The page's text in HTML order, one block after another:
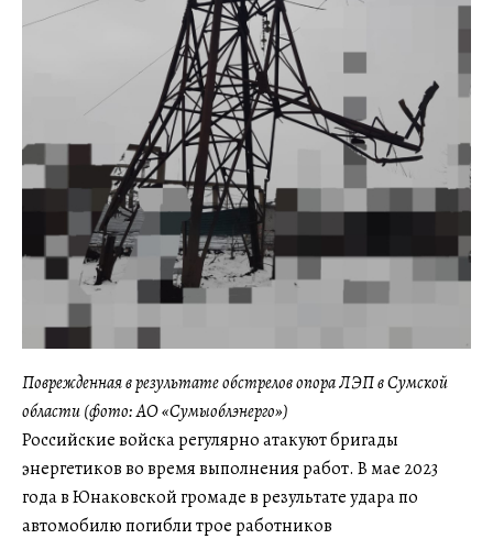
Поврежденная в результате обстрелов опора ЛЭП в Сумской
области (фото: АО «Сумыоблэнерго»)
Российские войска регулярно атакуют бригады
энергетиков во время выполнения работ. В мае 2023
года в Юнаковской громаде в результате удара по
автомобилю погибли трое работников